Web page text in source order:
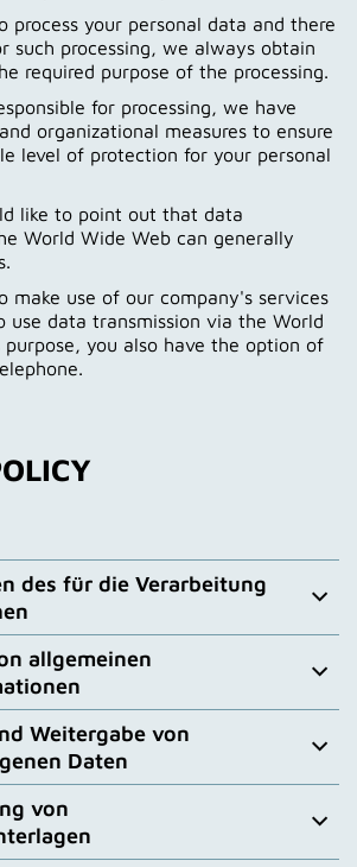
process your personal data and there
such processing, we always obtain
required purpose of the processing.
for processing, we have
organizational measures to ensure
level of protection for your personal
like to point out that data
World Wide Web can generally
make use of our company's services
use data transmission via the World
you also have the option of
des für die Verarbeitung
Sinne der Datenschutz-
ist:
Württemberg GmbH
7141 969 0
ist bestellt:
allgemeinen
Webseite werden
Log File Informationen, die Ihr
erfasst. Dies sind:
Protokoll-Adresse) des
Weitergabe von
Daten
persönlichen Daten nur zu den
zum Datenschutz
von